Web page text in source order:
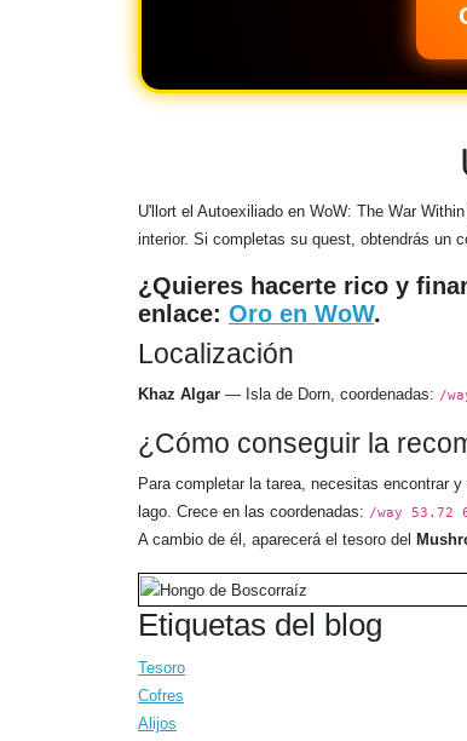
U'llort el Autoexiliado en WoW: The War
interior. Si completas su quest, obtendrás un
¿Quieres hacerte rico y
enlace: Oro en WoW.
Localización
Khaz Algar — Isla de Dorn, coordenadas: /
¿Cómo conseguir la
Para completar la tarea, necesitas encontrar y
lago. Crece en las coordenadas: /way 53.72
A cambio de él, aparecerá el tesoro del
Etiquetas del blog
Tesoro
Cofres
Alijos